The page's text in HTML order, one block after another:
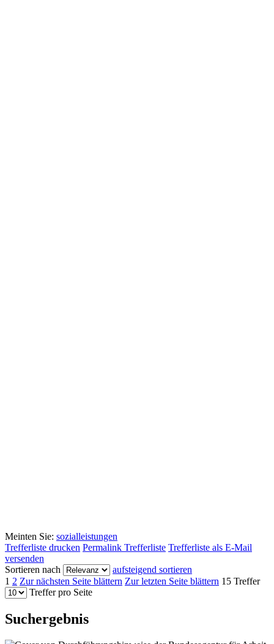
Meinten Sie: sozialleistungen
Trefferliste drucken Permalink Trefferliste Trefferliste als E-Mail
versenden
Sortieren nach
aufsteigend sortieren
1 2 Zur nächsten Seite blättern Zur letzten Seite blättern 15 Treffer
Treffer pro Seite
Suchergebnis